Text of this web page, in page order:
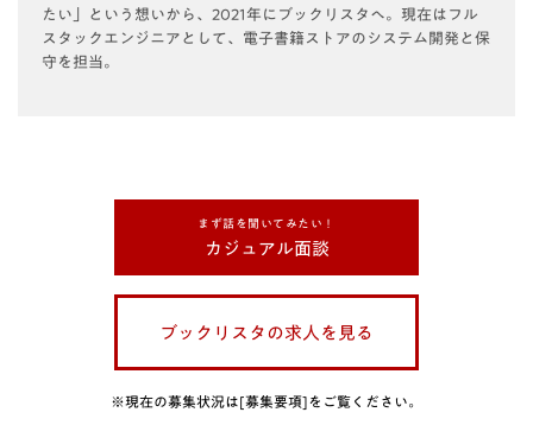
たい」という想いから、2021年にブックリスタへ。現在はフル
スタックエンジニアとして、電子書籍ストアのシステム開発と保
守を担当。
まず話を聞いてみたい！
カジュアル面談
ブックリスタの求人を見る
※現在の募集状況は[募集要項]をご覧ください。